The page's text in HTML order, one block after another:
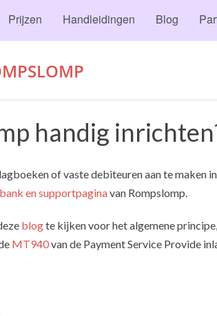
Prijzen Handleidingen Blog
handig
of vaste debiteuren aan te maken in
en supportpaginavan Rompslomp.
blogte kijken voor het algemene
MT940van de Payment Service Provide